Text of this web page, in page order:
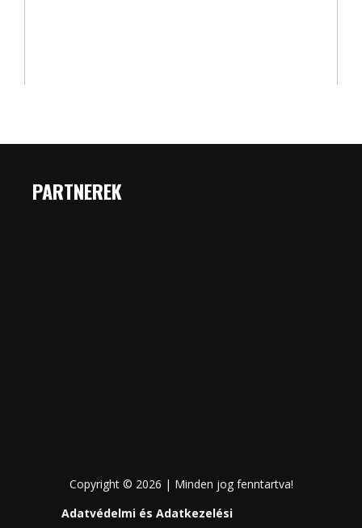
PARTNEREK
Copyright © 2026 | Minden jog fenntartva!
Adatvédelmi és Adatkezelési